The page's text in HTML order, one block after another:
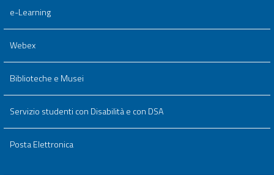
e-Learning
Webex
Biblioteche e Musei
Servizio studenti con Disabilità e con DSA
Posta Elettronica